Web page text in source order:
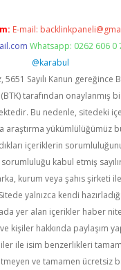
E-mail:
Whatsapp: 0262 606 0
@karabul
5651 Sayılı Kanun gereğince
tarafından onaylanmış bir
Bu nedenle, sitedeki
araştırma yükümlülüğümüz
içeriklerin
kabul etmiş
kurum veya şahıs şirketi
yalnızca kendi
yer alan içerikler haber
kişiler hakkında paylaşım
ile isim benzerlikleri
ve tamamen ücretsiz